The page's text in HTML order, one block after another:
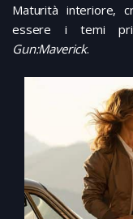
Maturità interiore,
essere i temi
Gun:Maverick.